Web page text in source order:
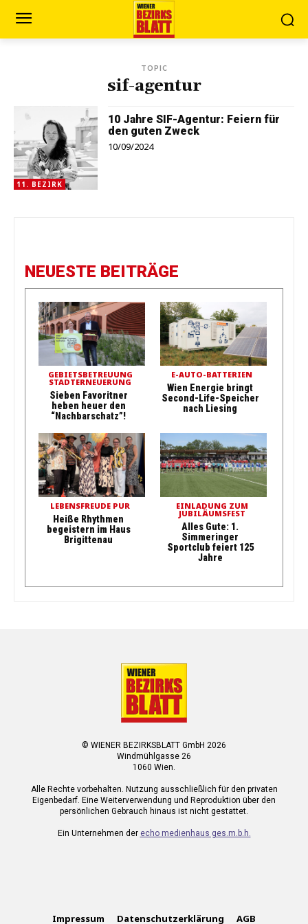
TOPIC
sif-agentur
11. BEZIRK
10 Jahre SIF-Agentur: Feiern für
den guten Zweck
10/09/2024
NEUESTE BEITRÄGE
GEBIETSBETREUUNG
STADTERNEUERUNG
Sieben Favoritner
heben heuer den
“Nachbarschatz”!
E-AUTO-BATTERIEN
Wien Energie bringt
Second-Life-Speicher
nach Liesing
LEBENSFREUDE PUR
Heiße Rhythmen
begeistern im Haus
Brigittenau
EINLADUNG ZUM
JUBILÄUMSFEST
Alles Gute: 1.
Simmeringer
Sportclub feiert 125
Jahre
© WIENER BEZIRKSBLATT GmbH 2026
Windmühlgasse 26
1060 Wien.
Alle Rechte vorbehalten. Nutzung ausschließlich für den privaten
Eigenbedarf. Eine Weiterverwendung und Reproduktion über den
persönlichen Gebrauch hinaus ist nicht gestattet.
Ein Unternehmen der echo medienhaus ges.m.b.h.
Impressum Datenschutzerklärung AGB